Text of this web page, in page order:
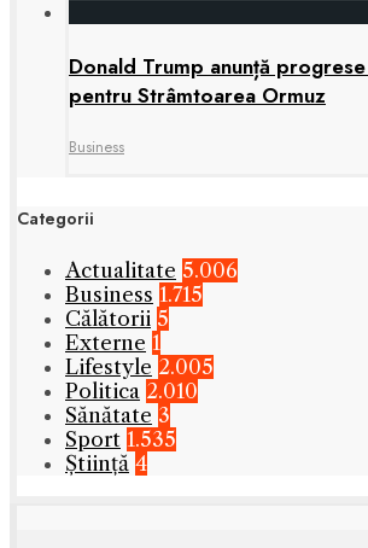
Donald Trump anunță
pentru Strâmtoarea Ormuz
Business
Categorii
Actualitate 5.006
Business 1.715
Călătorii 5
Externe 1
Lifestyle 2.005
Politica 2.010
Sănătate 3
Sport 1.535
Știință 4